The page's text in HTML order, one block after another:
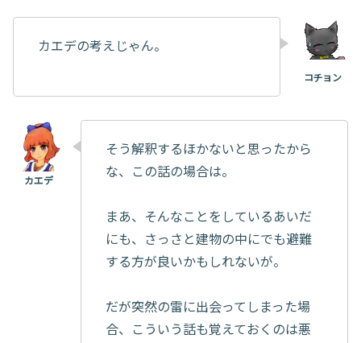
カエデの考えじゃん。
そう解釈するほかないと思ったから
な、この話の場合は。
まあ、そんなことをしているあいだ
にも、さっさと建物の中にでも避難
する方が良いかもしれないが。
だが突然の雷に出会ってしまった場
合、こういう話も覚えておくのは悪